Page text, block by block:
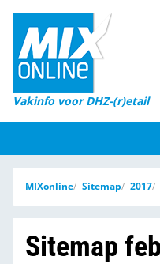
Vakinfo voor DHZ-(r)etail
Home
Magazines
DHZ Sessie
Marktcijfers
MIXonline Sitemap 2017
Sitemap